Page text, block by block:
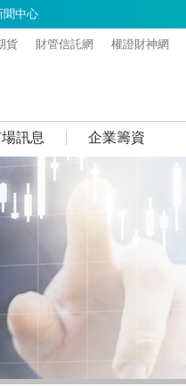
訊息 企業籌資
聞中心
貨 財管信託網 權證財神網